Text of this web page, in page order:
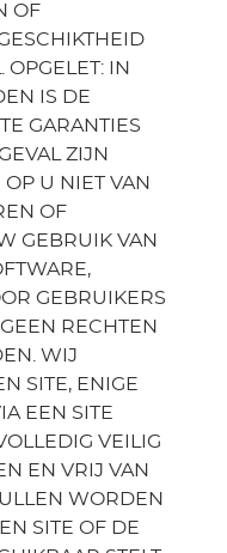
OF
IN
IS DE
GARANTIES
ZIJN
U NIET VAN
OF
GEBRUIK VAN
GEBRUIKERS
RECHTEN
WIJ
SITE, ENIGE
EEN SITE
VEILIG
EN VRIJ VAN
WORDEN
SITE OF DE